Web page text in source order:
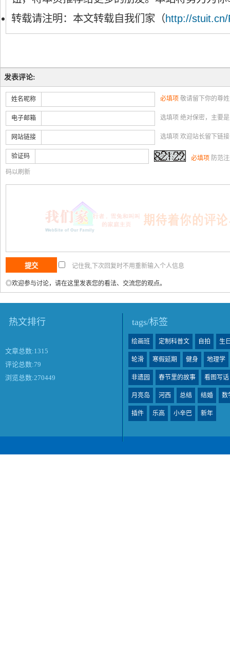
转载请注明：本文转载自我们家（ http://
发表评论:
姓名昵称 必填项 敬请留下你的尊
电子邮箱 选填项 绝对保密，主要
网站链接 选填项 欢迎站长留下链
验证码 必填项 防范
码以刷新
记住我,下次回复时不用重新输入个人信息
◎欢迎参与讨论，请在这里发表您的看法、交流您的观点。
热文排行
文章总数:1315
评论总数:79
浏览总数:270449
tags/标签
绘画班 定制科普文 自拍 生
轮滑 寒假延期 健身 地理学
非遗园 春节里的故事 看图写话
月亮岛 河西 总结 结婚 数
插件 乐高 小辛巴 新年